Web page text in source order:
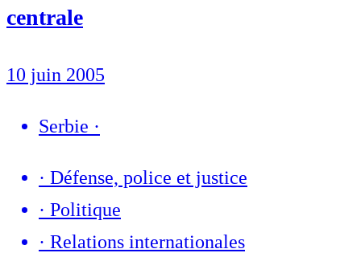
centrale
10 juin 2005
Serbie ·
· Défense, police et justice
· Politique
· Relations internationales